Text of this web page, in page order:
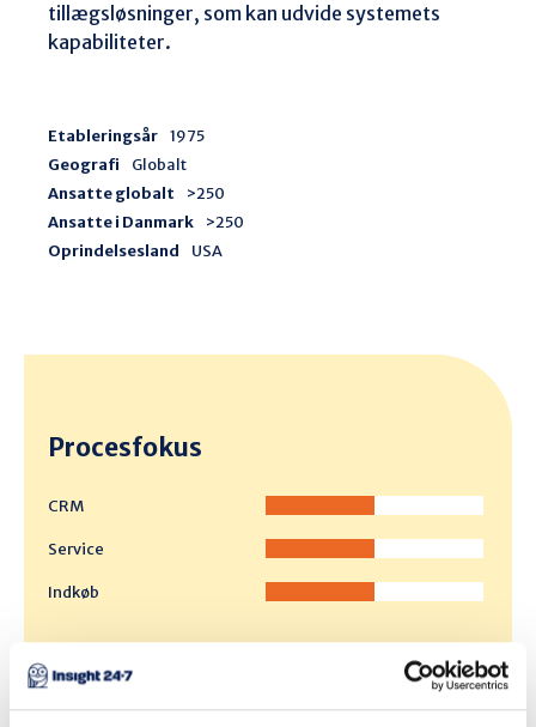
tillægsløsninger, som kan udvide systemets
kapabiliteter.
Etableringsår
1975
Geografi
Globalt
Ansatte globalt
>250
Ansatte i Danmark
>250
Oprindelsesland
USA
Procesfokus
CRM
Service
Indkøb